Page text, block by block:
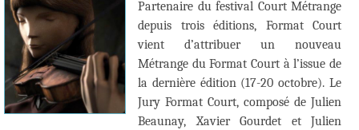
Partenaire du festival Court Métrange
depuis trois éditions, Format Court
vient d’attribuer un nouveau
Métrange du Format Court à l’issue de
la dernière édition (17-20 octobre). Le
Jury Format Court, composé de Julien
Beaunay, Xavier Gourdet et Julien